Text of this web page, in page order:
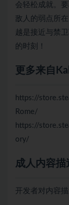
会轻松成就。
敌人的弱点所
越是接近与禁
的时刻！
更多来自
https://
Rome/
https://
ory/
成人内容描
开发者对内容描